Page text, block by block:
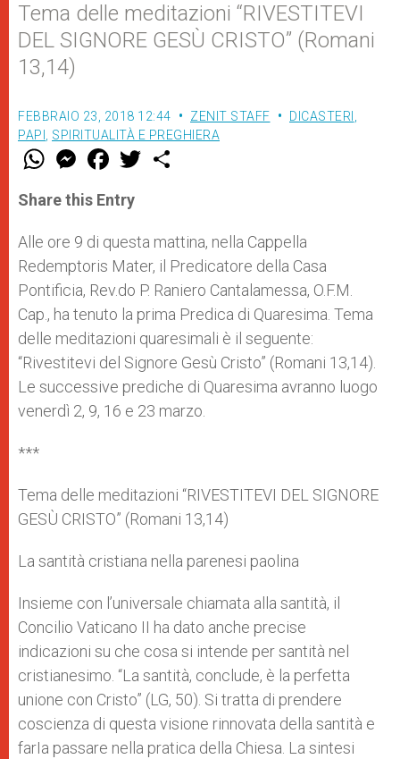
Tema delle meditazioni “RIVESTITEVI
DEL SIGNORE GESÙ CRISTO” (Romani
13,14)
FEBBRAIO 23, 2018 12:44 ZENIT STAFF DICASTERI ,
PAPI , SPIRITUALITÀ E PREGHIERA
W
t
s
p
p
M
e
s
e
g
e
r
F
a
e
b
o
k
w
r
Share this Entry
Alle ore 9 di questa mattina, nella Cappella
Redemptoris Mater, il Predicatore della Casa
Pontificia, Rev.do P. Raniero Cantalamessa, O.F.M.
Cap., ha tenuto la prima Predica di Quaresima. Tema
delle meditazioni quaresimali è il seguente:
“Rivestitevi del Signore Gesù Cristo” (Romani 13,14).
Le successive prediche di Quaresima avranno luogo
venerdì 2, 9, 16 e 23 marzo.
***
Tema delle meditazioni “RIVESTITEVI DEL SIGNORE
GESÙ CRISTO” (Romani 13,14)
La santità cristiana nella parenesi paolina
Insieme con l’universale chiamata alla santità, il
Concilio Vaticano II ha dato anche precise
indicazioni su che cosa si intende per santità nel
cristianesimo. “La santità, conclude, è la perfetta
unione con Cristo” (LG, 50). Si tratta di prendere
coscienza di questa visione rinnovata della santità e
farIa passare nella pratica della Chiesa. La sintesi